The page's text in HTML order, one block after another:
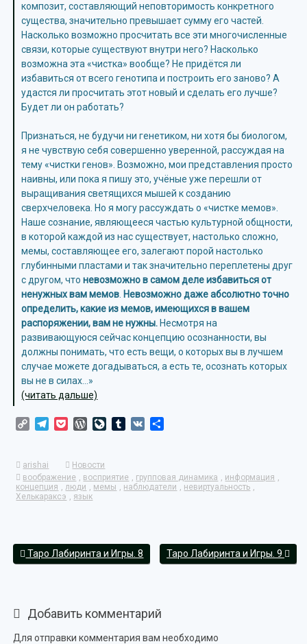
композит, составляющий неповторимость конкретного
существа, значительно превышает сумму его частей.
Насколько возможно просчитать все эти многочисленные
связи, которые существуют внутри него? Насколько
возможна эта «чистка» вообще? Не придётся ли
избавиться от всего генотипа и построить его заново? А
удастся ли просчитать этот новый и сделать его лучше?
Будет ли он работать?
Признаться, не будучи ни генетиком, ни хотя бы биологом,
я не чувствую себя совершенно уверенной, рассуждая на
тему «чистки генов». Возможно, мои представления просто
наивны, или пока я пишу это, учёные уже перешли от
выращивания светящихся мышей к созданию
сверхчеловека. Но я могу рассуждать о «чистке мемов».
Наше сознание, являющееся частью культурной общности,
в которой каждой из нас существует, настолько сложно,
мемы, составляющее его, залегают порой настолько
глубинными пластами и так значительно переплетены друг
с другом, чтоневозможно в самом деле избавиться от
ненужных вам мемов Невозможно даже абсолютно точно
определить, какие из мемов, имеющихся в вашем
распоряжении, вам не нужны. Несмотря на
развивающуюся сейчас концепцию осознанности, вы
должны понимать, что есть вещи, о которых вы в лучшем
случае можете догадываться, а есть те, осознать которых
вы не в силах…»
(читать дальше)
Copy TelegramPocketWordPress
LiveJournal
Tumblr
VK
arishai
Новости
воображение , восприятие , групповая динамика , информация ,
концепция ,люди , мемы , наблюдатели , невиртуальность ,
Хелькараксэ , язык
Таро Лабиринта и Игры. 8 Таро Лабиринта и Игры. 9
Добавить комментарий
Для отправки комментария вам необходимо